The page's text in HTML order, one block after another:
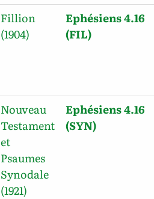
Fillion
(1904)
Ephésiens 4.16
(FIL)
Nouveau
Testament
et
Psaumes
Synodale
(1921)
Ephésiens 4.16
(SYN)